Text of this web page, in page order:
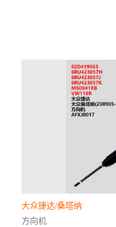
大众捷达/桑塔纳
方向机